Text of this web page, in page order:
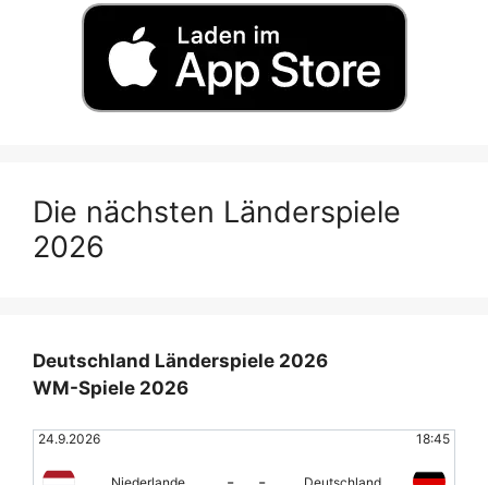
Die nächsten Länderspiele
2026
Deutschland Länderspiele 2026
WM-Spiele 2026
24.9.2026 18:45